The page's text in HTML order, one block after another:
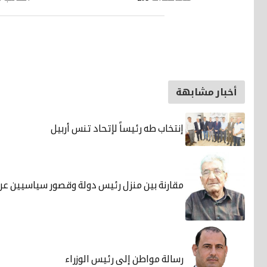
أخبار مشابهة
إنتخاب طه رئيساً لإتحاد تنس أربيل
مقارنة بين منزل رئيس دولة وقصور سياسيين
رسالة مواطن إلى رئيس الوزراء